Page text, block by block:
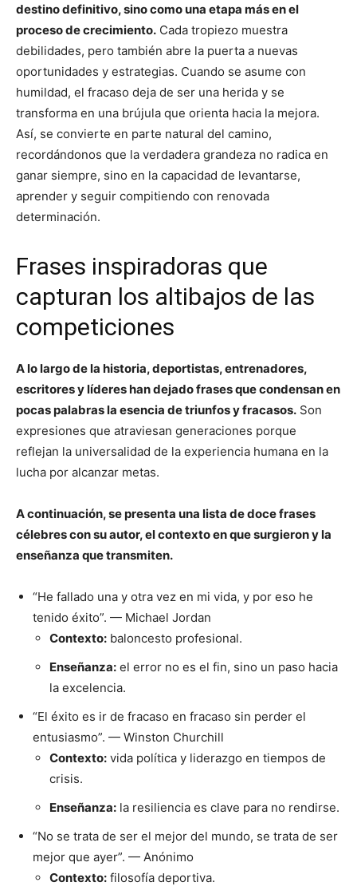
destino definitivo, sino como una etapa más en el
proceso de crecimiento. Cada tropiezo muestra
debilidades, pero también abre la puerta a nuevas
oportunidades y estrategias. Cuando se asume con
humildad, el fracaso deja de ser una herida y se
transforma en una brújula que orienta hacia la mejora.
Así, se convierte en parte natural del camino,
recordándonos que la verdadera grandeza no radica en
ganar siempre, sino en la capacidad de levantarse,
aprender y seguir compitiendo con renovada
determinación.
Frases inspiradoras que
capturan los altibajos de las
competiciones
A lo largo de la historia, deportistas, entrenadores,
escritores y líderes han dejado frases que condensan en
pocas palabras la esencia de triunfos y fracasos. Son
expresiones que atraviesan generaciones porque
reflejan la universalidad de la experiencia humana en la
lucha por alcanzar metas.
A continuación, se presenta una lista de doce frases
célebres con su autor, el contexto en que surgieron y la
enseñanza que transmiten.
“He fallado una y otra vez en mi vida, y por eso he
tenido éxito”. — Michael Jordan
Contexto: baloncesto profesional.
Enseñanza: el error no es el fin, sino un paso hacia
la excelencia.
“El éxito es ir de fracaso en fracaso sin perder el
entusiasmo”. — Winston Churchill
Contexto: vida política y liderazgo en tiempos de
crisis.
Enseñanza: la resiliencia es clave para no rendirse.
“No se trata de ser el mejor del mundo, se trata de ser
mejor que ayer”. — Anónimo
Contexto: filosofía deportiva.